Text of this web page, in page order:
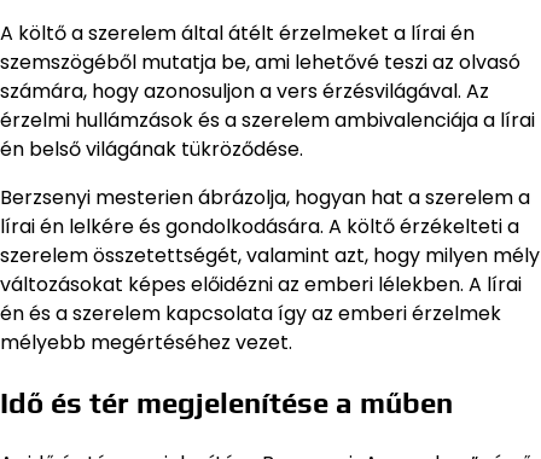
A költő a szerelem által átélt érzelmeket a lírai én
szemszögéből mutatja be, ami lehetővé teszi az olvasó
számára, hogy azonosuljon a vers érzésvilágával. Az
érzelmi hullámzások és a szerelem ambivalenciája a lírai
én belső világának tükröződése.
Berzsenyi mesterien ábrázolja, hogyan hat a szerelem a
lírai én lelkére és gondolkodására. A költő érzékelteti a
szerelem összetettségét, valamint azt, hogy milyen mély
változásokat képes előidézni az emberi lélekben. A lírai
én és a szerelem kapcsolata így az emberi érzelmek
mélyebb megértéséhez vezet.
Idő és tér megjelenítése a műben